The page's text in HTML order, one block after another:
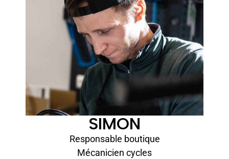
SIMON
Responsable boutique
Mécanicien cycles